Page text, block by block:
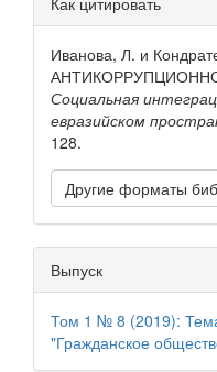
статьи
Иванова, Л. и
Социальная
евразийском
128.
Другие форматы
Выпуск
Том 1 № 8 (2019):
"Гражданское